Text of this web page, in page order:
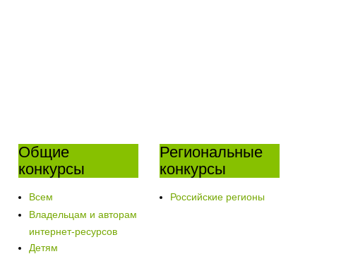
Общие
конкурсы
Всем
Владельцам и авторам
интернет-ресурсов
Детям
Региональные
конкурсы
Российские регионы